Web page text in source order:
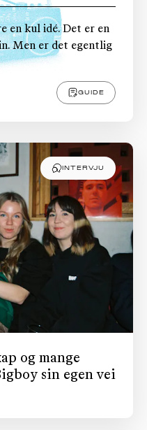
en kul idé. Det er en
Men er det egentlig
GUIDE
INTERVJU
og mange
sin egen vei